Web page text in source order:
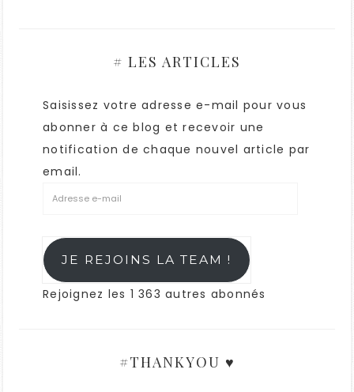
# LES ARTICLES
Saisissez votre adresse e-mail pour vous
abonner à ce blog et recevoir une
notification de chaque nouvel article par
email.
JE REJOINS LA TEAM !
Rejoignez les 1 363 autres abonnés
#THANKYOU ♥